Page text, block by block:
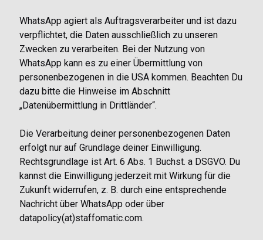
WhatsApp agiert als Auftragsverarbeiter und ist dazu
verpflichtet, die Daten ausschließlich zu unseren
Zwecken zu verarbeiten. Bei der Nutzung von
WhatsApp kann es zu einer Übermittlung von
personenbezogenen in die USA kommen. Beachten Du
dazu bitte die Hinweise im Abschnitt
„Datenübermittlung in Drittländer“.
Die Verarbeitung deiner personenbezogenen Daten
erfolgt nur auf Grundlage deiner Einwilligung.
Rechtsgrundlage ist Art. 6 Abs. 1 Buchst. a DSGVO. Du
kannst die Einwilligung jederzeit mit Wirkung für die
Zukunft widerrufen, z. B. durch eine entsprechende
Nachricht über WhatsApp oder über
datapolicy(at)staffomatic.com.